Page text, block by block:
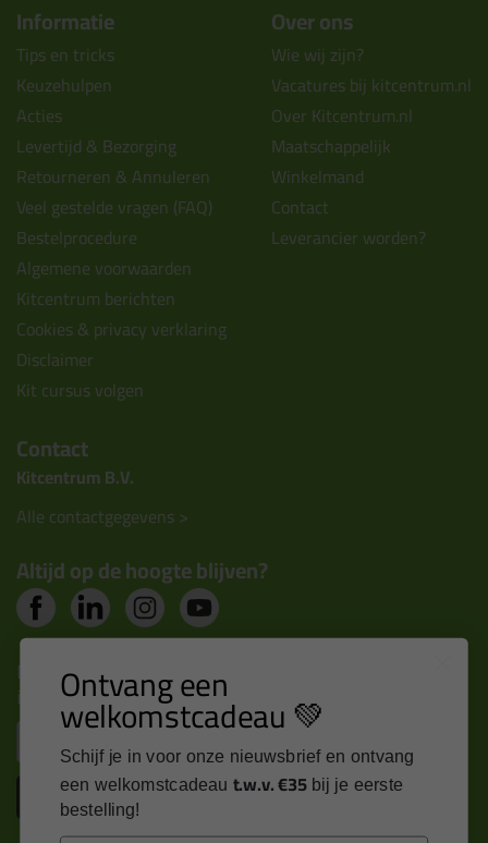
Informatie
Tips en tricks
Keuzehulpen
Acties
Levertijd & Bezorging
Retourneren & Annuleren
Veel gestelde vragen (FAQ)
Bestelprocedure
Algemene voorwaarden
Kitcentrum berichten
Cookies & privacy verklaring
Disclaimer
Kit cursus volgen
Over ons
Wie wij zijn?
Vacatures bij kitcentrum.nl
Over Kitcentrum.nl
Maatschappelijk
Winkelmand
Contact
Leverancier worden?
Contact
Kitcentrum B.V.
Alle contactgegevens >
Altijd op de hoogte blijven?
Nieuws, tips en exclusieve deals rechtstreeks in je
inbox
Inschrijven
Ontvang een
welkomstcadeau 💚
Schijf je in voor onze nieuwsbrief en ontvang
een welkomstcadeau t.w.v. €35 bij je eerste
bestelling!